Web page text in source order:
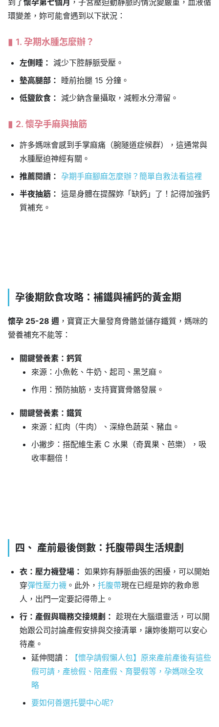
到了 懷孕第七個月 ，子宮壓迫動靜脈的情況變嚴重，血液循
環變差，妳可能會遇到以下狀況：
1. 孕期水腫怎麼辦？
左側睡： 減少下腔靜脈受壓。
墊高腿部：
睡前抬腿 15 分鐘。
低鹽飲食： 減少鈉含量攝取，減輕水分滯留。
2. 懷孕手麻與抽筋
許多媽咪會感到手掌麻痛（腕隧道症候群），這通常與
水腫壓迫神經有關。
推薦閱讀： 孕期手麻腳麻怎麼辦？簡單自救法看這裡
半夜抽筋： 這是身體在提醒妳「缺鈣」了！記得加強鈣
質補充。
孕後期飲食攻略：補鐵與補鈣的黃金期
懷孕 25-28 週 ，寶寶正大量發育骨骼並儲存鐵質，媽咪的
營養補充不能等：
關鍵營養素：鈣質
來源：小魚乾、牛奶、起司、黑芝麻。
作用：預防抽筋，支持寶寶骨骼發展。
關鍵營養素：鐵質
來源：紅肉（牛肉）、深綠色蔬菜、豬血。
小撇步：搭配維生素 C 水果（奇異果、芭樂），吸
收率翻倍！
四、 產前最後倒數：托腹帶與生活規劃
衣：壓力襪登場： 如果妳有靜脈曲張的困擾，可以開始
穿彈性壓力襪 。此外， 托腹帶現在已經是妳的救命恩
人，出門一定要記得帶上。
行：產假與職務交接規劃： 趁現在大腦還靈活，可以開
始跟公司討論產假安排與交接清單，讓妳後期可以安心
待產。
延伸閱讀：
【懷孕請假懶人包】原來產前產後有這些
假可請，產檢假、陪產假、育嬰假等，孕媽咪全攻
略
要如何善選托嬰中心呢?